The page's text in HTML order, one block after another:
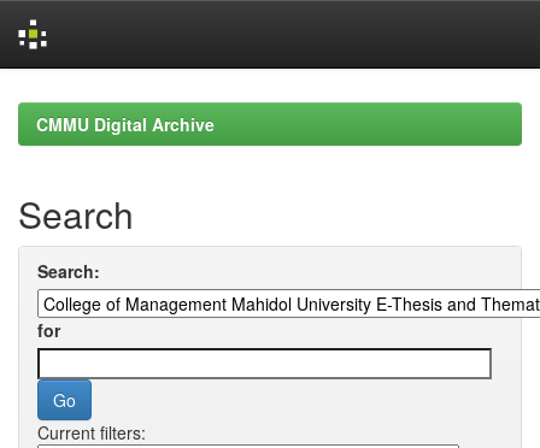
navigationCMMU Digital Archive
Search
Search:
for
Current filters: